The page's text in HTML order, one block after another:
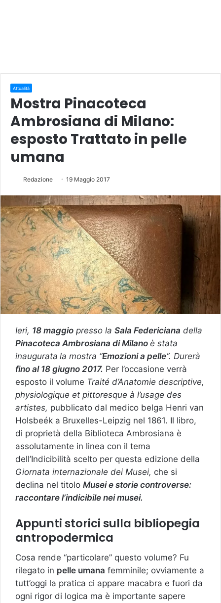
Attualità
Mostra Pinacoteca
Ambrosiana di Milano:
esposto Trattato in pelle
umana
Redazione 19 Maggio 2017
Ieri, 18 maggio presso la Sala Federiciana della
Pinacoteca Ambrosiana di Milano è stata
inaugurata la mostra “Emozioni a pelle“. Durerà
fino al 18 giugno 2017. Per l’occasione verrà
esposto il volume Traité d’Anatomie descriptive,
physiologique et pittoresque à l’usage des
artistes, pubblicato dal medico belga Henri van
Holsbeék a Bruxelles-Leipzig nel 1861. Il libro,
di proprietà della Biblioteca Ambrosiana è
assolutamente in linea con il tema
dell’Indicibilità scelto per questa edizione della
Giornata internazionale dei Musei, che si
declina nel titolo Musei e storie controverse:
raccontare l’indicibile nei musei.
Appunti storici sulla bibliopegia
antropodermica
Cosa rende “particolare” questo volume? Fu
rilegato in pelle umana femminile; ovviamente a
tutt’oggi la pratica ci appare macabra e fuori da
ogni rigor di logica ma è importante sapere